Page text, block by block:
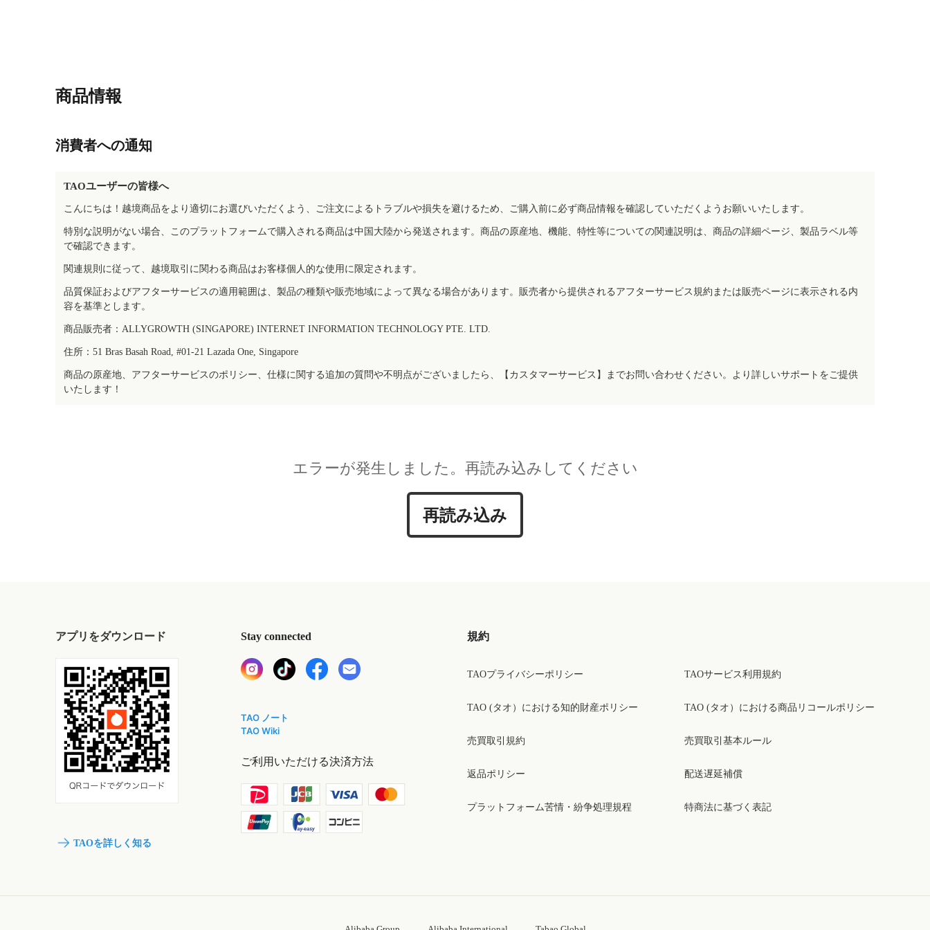
商品情報
消費者への通知
TAOユーザーの皆様へ
こんにちは！越境商品をより適切にお選びいただくよう、ご注文によるトラブルや損失を避けるため、ご購入前に必ず商品情報を確認していただくようお願いいたします。
特別な説明がない場合、このプラットフォームで購入される商品は中国大陸から発送されます。商品の原産地、機能、特性等についての関連説明は、商品の詳細ページ、製品ラベル等
で確認できます。
関連規則に従って、越境取引に関わる商品はお客様個人的な使用に限定されます。
品質保証およびアフターサービスの適用範囲は、製品の種類や販売地域によって異なる場合があります。販売者から提供されるアフターサービス規約または販売ページに表示される内
容を基準とします。
商品販売者：ALLYGROWTH (SINGAPORE) INTERNET INFORMATION TECHNOLOGY PTE. LTD.
住所：51 Bras Basah Road, #01-21 Lazada One, Singapore
商品の原産地、アフターサービスのポリシー、仕様に関する追加の質問や不明点がございましたら、【カスタマーサービス】までお問い合わせください。より詳しいサポートをご提供
いたします！
エラーが発生しました。再読み込みしてください
再読み込み
アプリをダウンロード
TAOを詳しく知る
Stay connected
TAO ノート
TAO Wiki
ご利用いただける決済方法
規約
TAOプライバシーポリシー
TAO (タオ）における知的財産ポリシー
売買取引規約
返品ポリシー
プラットフォーム苦情・紛争処理規程
TAOサービス利用規約
TAO (タオ）における商品リコールポリシー
売買取引基本ルール
配送遅延補償
特商法に基づく表記